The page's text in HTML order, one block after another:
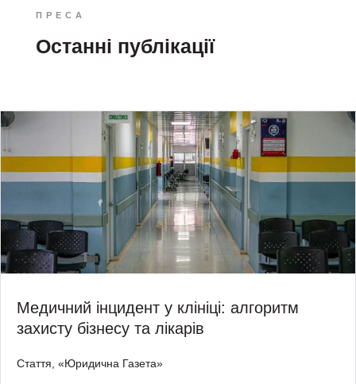
ПРЕСА
Останні публікації
Медичний інцидент у клініці: алгоритм
захисту бізнесу та лікарів
Стаття, «Юридична Газета»